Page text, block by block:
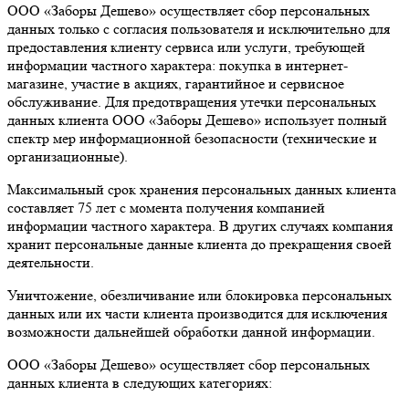
ООО «Заборы Дешево» осуществляет сбор персональных
данных только с согласия пользователя и исключительно для
предоставления клиенту сервиса или услуги, требующей
информации частного характера: покупка в интернет-
магазине, участие в акциях, гарантийное и сервисное
обслуживание. Для предотвращения утечки персональных
данных клиента ООО «Заборы Дешево» использует полный
спектр мер информационной безопасности (технические и
организационные).
Максимальный срок хранения персональных данных клиента
составляет 75 лет с момента получения компанией
информации частного характера. В других случаях компания
хранит персональные данные клиента до прекращения своей
деятельности.
Уничтожение, обезличивание или блокировка персональных
данных или их части клиента производится для исключения
возможности дальнейшей обработки данной информации.
ООО «Заборы Дешево» осуществляет сбор персональных
данных клиента в следующих категориях: